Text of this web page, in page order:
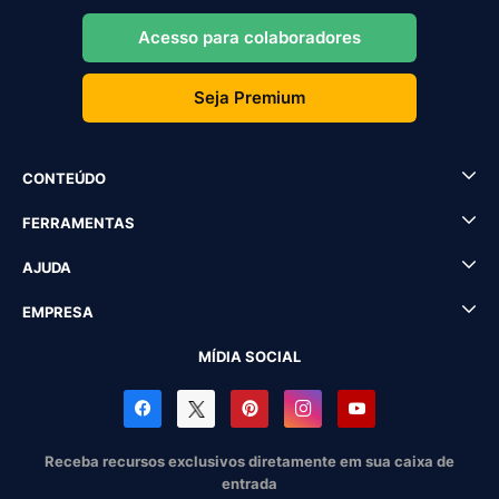
Acesso para colaboradores
Seja Premium
CONTEÚDO
FERRAMENTAS
AJUDA
EMPRESA
MÍDIA SOCIAL
Receba recursos exclusivos diretamente em sua caixa de
entrada